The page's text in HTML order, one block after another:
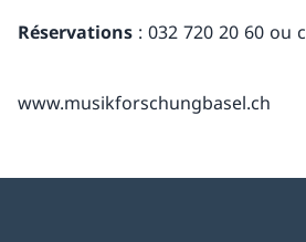
Réservations : 032 720 20 60 ou
www.musikforschungbasel.ch